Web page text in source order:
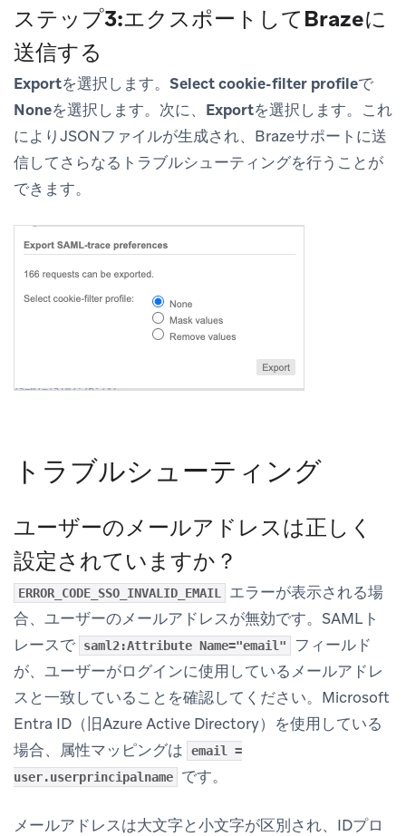
ステップ3:エクスポートしてBrazeに
送信する
Exportを選択します。 Select cookie-filter profileで
Noneを選択します。次に、 Exportを選択します。これ
によりJSONファイルが生成され、Brazeサポートに送
信してさらなるトラブルシューティングを行うことが
できます。
トラブルシューティング
ユーザーのメールアドレスは正しく
設定されていますか？
ERROR_CODE_SSO_INVALID_EMAIL
エラーが表示される場
合、ユーザーのメールアドレスが無効です。SAMLト
レースで
saml2:Attribute Name="email"
フィールド
が、ユーザーがログインに使用しているメールアドレ
スと一致していることを確認してください。Microsoft
Entra ID（旧Azure Active Directory）を使用している
場合、属性マッピングは
email =
user.userprincipalname
です。
メールアドレスは大文字と小文字が区別され、IDプロ